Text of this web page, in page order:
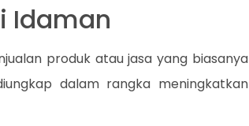
Idaman
produk atau jasa yang biasanya
dalam rangka meningkatkan